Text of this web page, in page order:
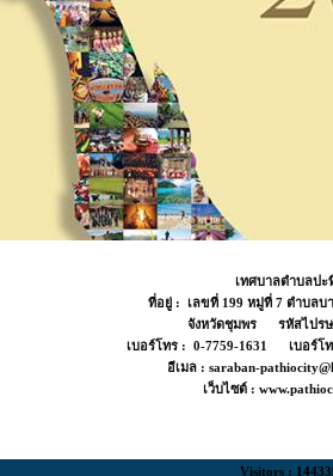
เทศบาลตำบลปะ
ที่อยู่ : เลขที่ 199 หมู่ที่ 7 ตำบลบ
จังหวัดชุมพร รหัสไปรษ
เบอร์โทร : 0-7759-1631 เบอร์โท
อีเมล : saraban-
เว็บไซต์ :
Visitors :